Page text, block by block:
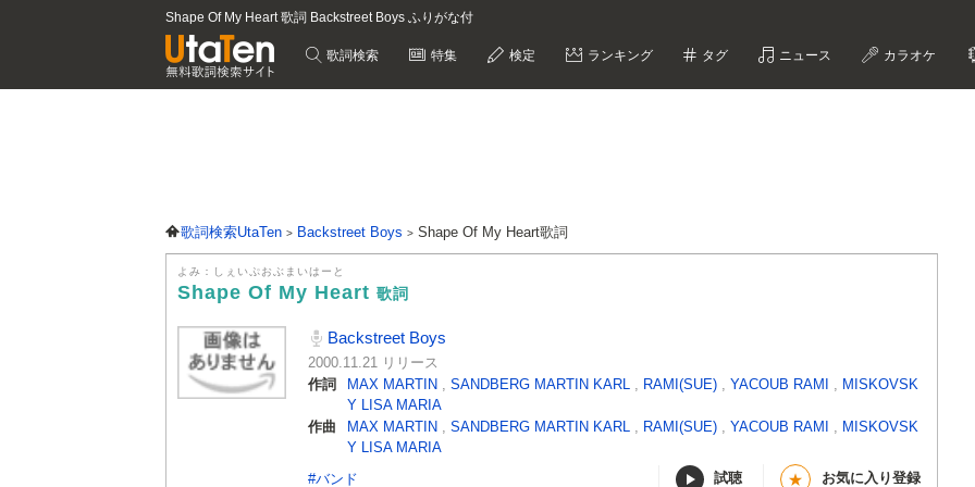
Shape Of My Heart 歌詞 Backstreet Boys ふりがな付
歌詞検索 特集 検定 ランキング タグ ニュース カラオケ
歌詞検索UtaTen Backstreet Boys Shape Of My Heart歌詞
よみ：しぇいぷおぶまいはーと
Shape Of My Heart 歌詞
Backstreet Boys
2000.11.21 リリース
作詞
MAX MARTIN , SANDBERG MARTIN KARL , RAMI(SUE) , YACOUB RAMI , MISKOVSK
Y LISA MARIA
作曲
MAX MARTIN , SANDBERG MARTIN KARL , RAMI(SUE) , YACOUB RAMI , MISKOVSK
Y LISA MARIA
#バンド
試聴 ★ お気に入り登録